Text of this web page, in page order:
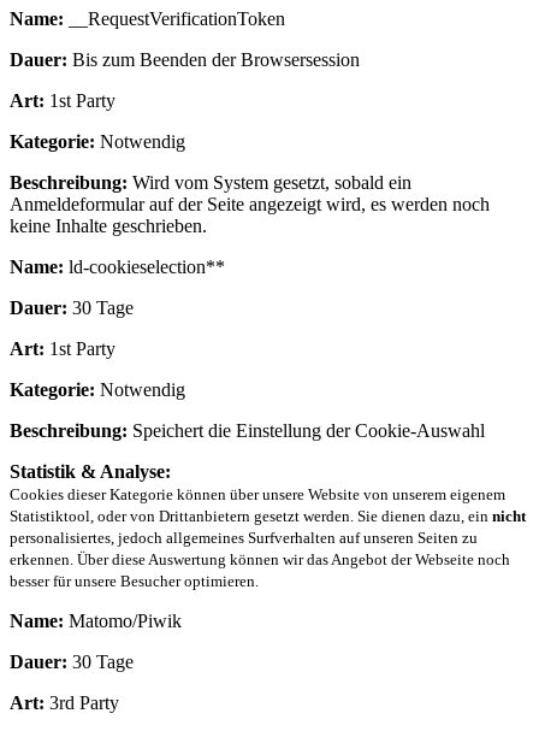
Name: __RequestVerificationToken
Dauer: Bis zum Beenden der Browsersession
Art: 1st Party
Kategorie: Notwendig
Beschreibung: Wird vom System gesetzt, sobald ein
Anmeldeformular auf der Seite angezeigt wird, es werden noch
keine Inhalte geschrieben.
Name: ld-cookieselection**
Dauer: 30 Tage
Art: 1st Party
Kategorie: Notwendig
Beschreibung: Speichert die Einstellung der Cookie-Auswahl
Statistik & Analyse:
Cookies dieser Kategorie können über unsere Website von unserem eigenem
Statistiktool, oder von Drittanbietern gesetzt werden. Sie dienen dazu, ein nicht
personalisiertes, jedoch allgemeines Surfverhalten auf unseren Seiten zu
erkennen. Über diese Auswertung können wir das Angebot der Webseite noch
besser für unsere Besucher optimieren.
Name: Matomo/Piwik
Dauer: 30 Tage
Art: 3rd Party